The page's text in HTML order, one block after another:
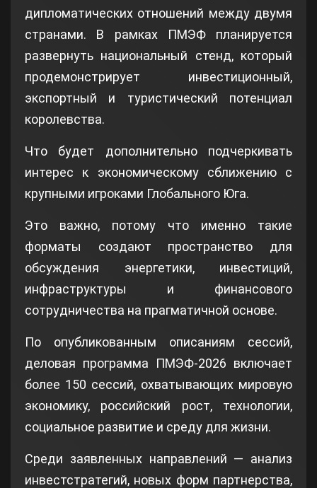
дипломатических отношений между двумя
странами. В рамках ПМЭФ планируется
развернуть национальный стенд, который
продемонстрирует инвестиционный,
экспортный и туристический потенциал
королевства.
Что будет дополнительно подчеркивать
интерес к экономическому сближению с
крупными игроками Глобального Юга.
Это важно, потому что именно такие
форматы создают пространство для
обсуждения энергетики, инвестиций,
инфраструктуры и финансового
сотрудничества на прагматичной основе.
По опубликованным описаниям сессий,
деловая программа ПМЭФ-2026 включает
более 150 сессий, охватывающих мировую
экономику, российский рост, технологии,
социальное развитие и среду для жизни.
Среди заявленных направлений — анализ
инвестстратегий, новых форм партнерства,